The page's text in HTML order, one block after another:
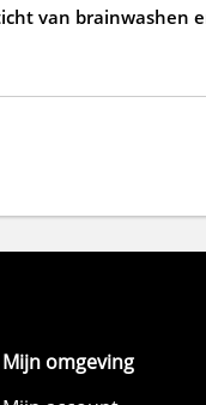
van brainwashen
Mijn omgeving